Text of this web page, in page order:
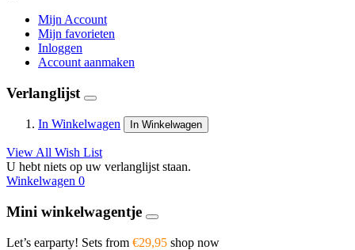
Mijn Account
Mijn favorieten
Inloggen
Account aanmaken
Verlanglijst
In Winkelwagen In Winkelwagen
View All Wish List
U hebt niets op uw verlanglijst staan.
Winkelwagen 0
Mini winkelwagentje
Let’s earparty! Sets from €29,95 shop now